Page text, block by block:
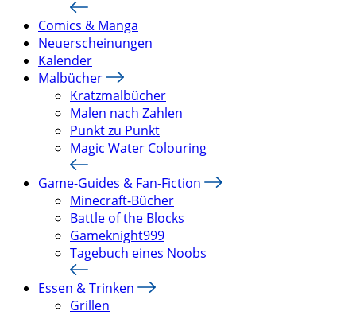
Comics & Manga
Neuerscheinungen
Kalender
Malbücher
Kratzmalbücher
Malen nach Zahlen
Punkt zu Punkt
Magic Water Colouring
Game-Guides & Fan-Fiction
Minecraft-Bücher
Battle of the Blocks
Gameknight999
Tagebuch eines Noobs
Essen & Trinken
Grillen